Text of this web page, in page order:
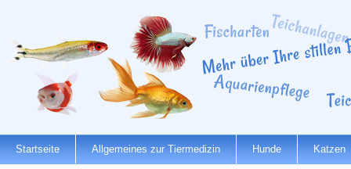
Startseite Allgemeines zur Tiermedizin Hunde Katzen